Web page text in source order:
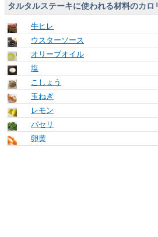
タルタルステーキに使われる材料のカロ
牛ヒレ
ウスターソース
オリーブオイル
塩
こしょう
玉ねぎ
レモン
パセリ
卵黄